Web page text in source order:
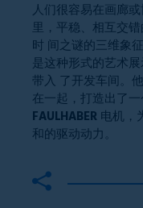
人们很容易在画廊
里，平稳、相互交
时 间之谜的三维象
是这种形式的艺术
带入 了开发车间。
在一起，打造出了
FAULHABER 电机
和的驱动动力。